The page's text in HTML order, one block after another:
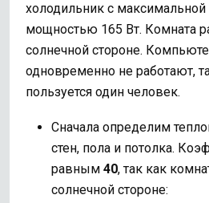
холодильник с
мощностью 165 Вт. Комната
солнечной стороне.
одновременно не работают,
пользуется один человек.
Сначала определим
стен, пола и потолка.
равным 40, так как
солнечной стороне: